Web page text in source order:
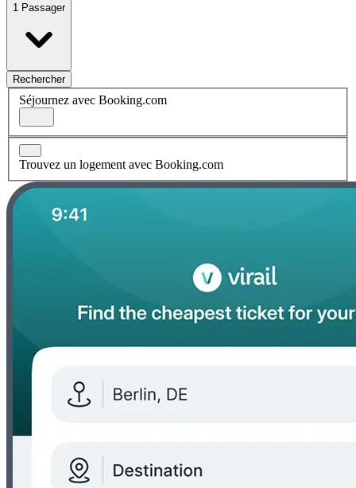
1 Passager
Rechercher
Séjournez avec Booking.com
Trouvez un logement avec Booking.com